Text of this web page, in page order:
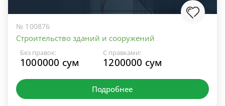
№ 100876
Строительство зданий и сооружений
Без правок:
1000000 сум
С правками:
1200000 сум
Подробнее